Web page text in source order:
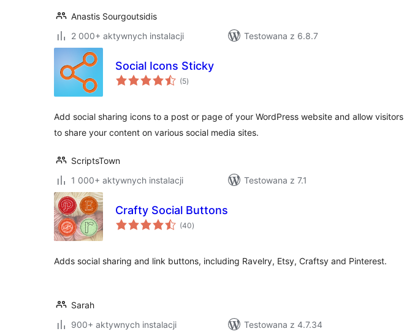
Anastis Sourgoutsidis
2 000+ aktywnych instalacji
Testowana z 6.8.7
Social Icons Sticky
(5wszystkich
ocen
)
Add social sharing icons to a post or page of your WordPress website and allow visitors
to share your content on various social media sites.
ScriptsTown
1 000+ aktywnych instalacji
Testowana z 7.1
Crafty Social Buttons
(40wszystkich
ocen
)
Adds social sharing and link buttons, including Ravelry, Etsy, Craftsy and Pinterest.
Sarah
900+ aktywnych instalacji
Testowana z 4.7.34